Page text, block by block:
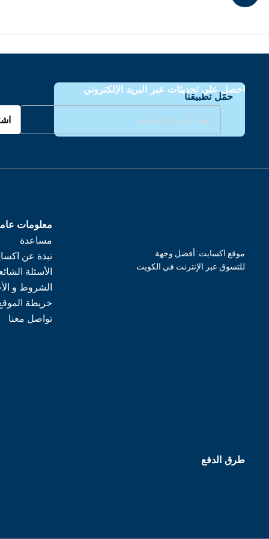
حمّل تطبيقنا
احصل على تحديثات عبر البريد الإلكتروني
معلومات
مساعدة
نبذة عن
الأسئلة
الشروط و
خريطة
تواصل معنا
موقع اكسايت: أفضل وجهة
للتسوق عبر الإنترنت في الكويت
طرق الدفع